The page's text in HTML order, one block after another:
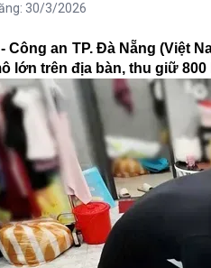
30/3/2026
- Công an TP. Đà Nẵng (Việt
lớn trên địa bàn, thu giữ